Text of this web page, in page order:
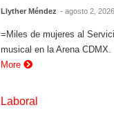
Llyther Méndez - agosto 2, 2026
=Miles de mujeres al
musical en la Arena
More
Laboral